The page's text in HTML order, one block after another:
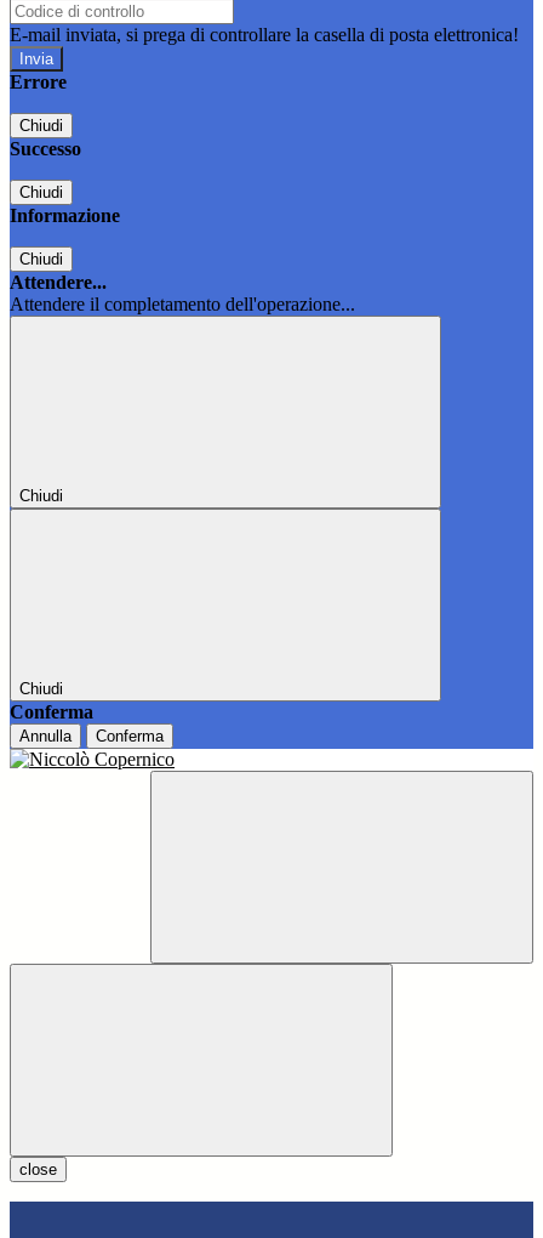
E-mail inviata, si prega di controllare la casella di posta elettronica!
Errore
Chiudi
Successo
Chiudi
Informazione
Chiudi
Attendere...
Attendere il completamento dell'operazione...
Chiudi
Chiudi
Conferma
Annulla Conferma
close